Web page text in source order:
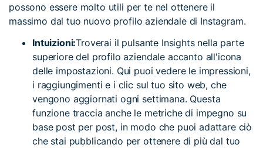
possono essere molto utili per te nel ottenere il
massimo dal tuo nuovo profilo aziendale di Instagram.
Intuizioni:Troverai il pulsante Insights nella parte
superiore del profilo aziendale accanto all'icona
delle impostazioni. Qui puoi vedere le impressioni,
i raggiungimenti e i clic sul tuo sito web, che
vengono aggiornati ogni settimana. Questa
funzione traccia anche le metriche di impegno su
base post per post, in modo che puoi adattare ciò
che stai pubblicando per ottenere di più dal tuo